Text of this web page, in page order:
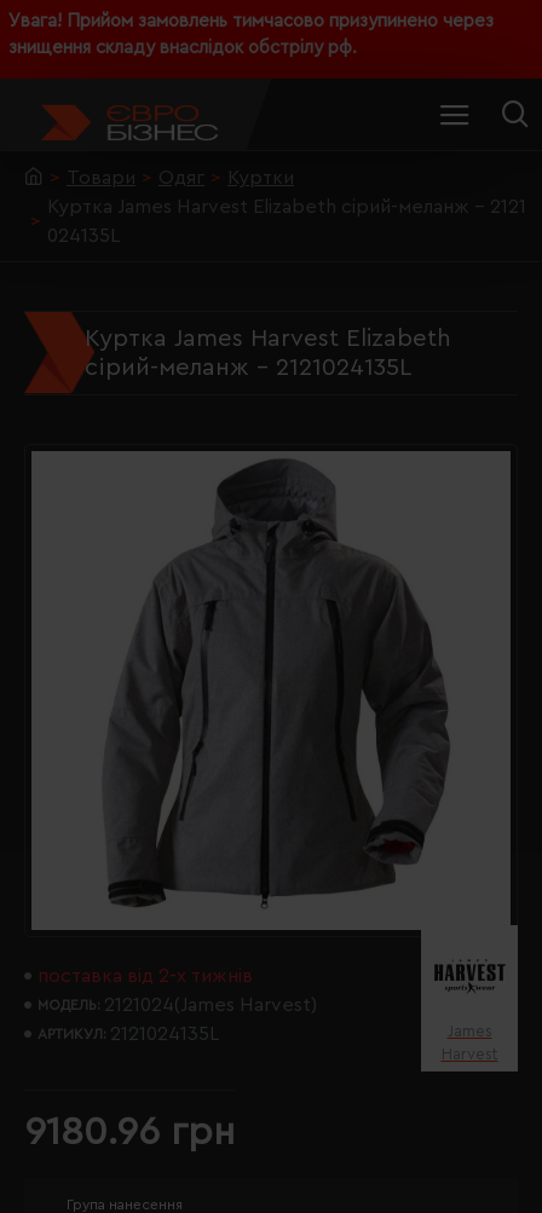
Увага! Прийом замовлень тимчасово призупинено через
знищення складу внаслідок обстрілу рф.
Товари Одяг
Куртки
Куртка James Harvest Elizabeth сірий-меланж - 2121
024135L
Куртка James Harvest Elizabeth
сірий-меланж - 2121024135L
поставка від 2-х тижнів
МОДЕЛЬ: 2121024(James Harvest)
АРТИКУЛ: 2121024135L
James
Harvest
9180.96 грн
Група нанесення